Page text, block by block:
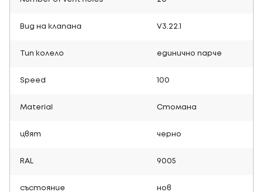
Вид на клапана V3.22.1
Тип колело единично парче
Speed 100
Material Стомана
цвят черно
RAL 9005
състояние нов